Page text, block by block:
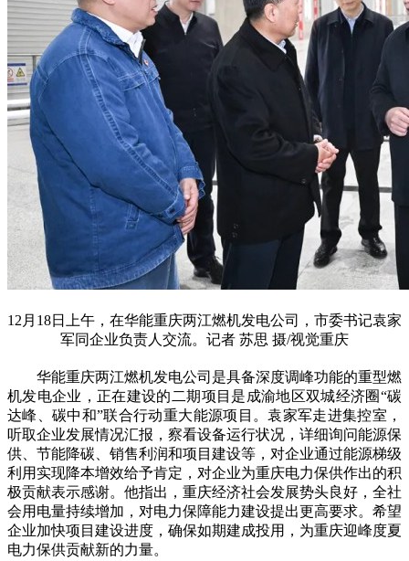
12月18日上午，在华能重庆两江燃机发电公司，市委书记袁家
军同企业负责人交流。记者 苏思 摄/视觉重庆
华能重庆两江燃机发电公司是具备深度调峰功能的重型燃
机发电企业，正在建设的二期项目是成渝地区双城经济圈“碳
达峰、碳中和”联合行动重大能源项目。袁家军走进集控室，
听取企业发展情况汇报，察看设备运行状况，详细询问能源保
供、节能降碳、销售利润和项目建设等，对企业通过能源梯级
利用实现降本增效给予肯定，对企业为重庆电力保供作出的积
极贡献表示感谢。他指出，重庆经济社会发展势头良好，全社
会用电量持续增加，对电力保障能力建设提出更高要求。希望
企业加快项目建设进度，确保如期建成投用，为重庆迎峰度夏
电力保供贡献新的力量。